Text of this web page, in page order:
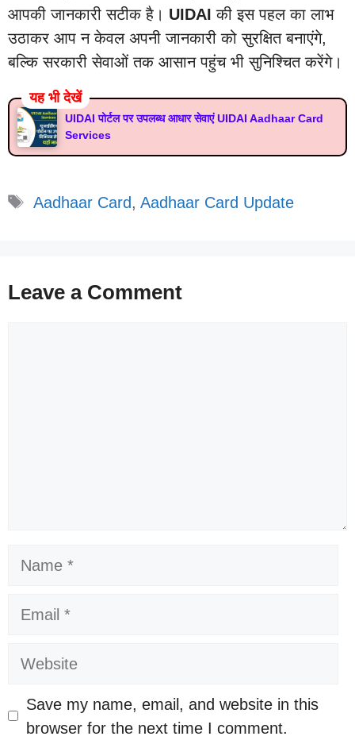
आपकी जानकारी सटीक है। UIDAI की इस पहल का लाभ
उठाकर आप न केवल अपनी जानकारी को सुरक्षित बनाएंगे,
बल्कि सरकारी सेवाओं तक आसान पहुंच भी सुनिश्चित करेंगे।
यह भी देखें
UIDAI पोर्टल पर उपलब्ध आधार सेवाएं UIDAI Aadhaar Card
Services
Tags
Aadhaar Card, Aadhaar Card Update
Leave a Comment
Name
Email
Website
Save my name, email, and website in this
browser for the next time I comment.